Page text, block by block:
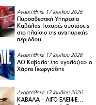
Αναρτήθηκε 17 Ιουλίου 2026
Πυροσβεστική Υπηρεσία
Καβάλας: Ισχυρές συστάσεις
στο πλαίσιο της αντιπυρικής
περιόδου
Αναρτήθηκε 17 Ιουλίου 2026
ΑΟ Καβάλα: Στα «γαλάζια» ο
Χάρης Γεωργιάδης
Αναρτήθηκε 17 Ιουλίου 2026
ΚΑΒΑΛΑ – ΛΙΓΟ ΕΛΕΙΨΕ…